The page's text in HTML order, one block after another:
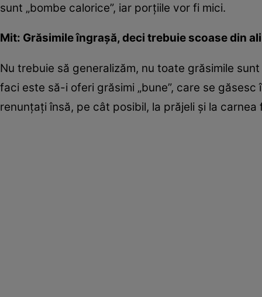
sunt „bombe calorice”, iar porţiile vor fi mici.
Mit: Grăsimile îngraşă, deci trebuie scoase din
Nu trebuie să generalizăm, nu toate grăsimile
faci este să-i oferi grăsimi „bune”, care se
renunţaţi însă, pe cât posibil, la prăjeli şi la